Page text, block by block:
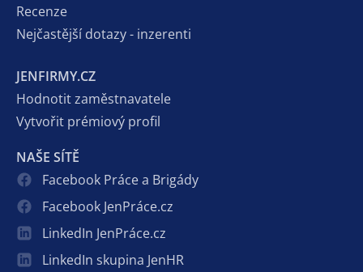
Recenze
Nejčastější dotazy - inzerenti
JENFIRMY.CZ
Hodnotit zaměstnavatele
Vytvořit prémiový profil
NAŠE SÍTĚ
Facebook Práce a Brigády
Facebook JenPráce.cz
LinkedIn JenPráce.cz
LinkedIn skupina JenHR